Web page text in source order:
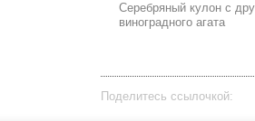
Серебряный кулон с
виноградного агата
Поделитесь ссылочкой: